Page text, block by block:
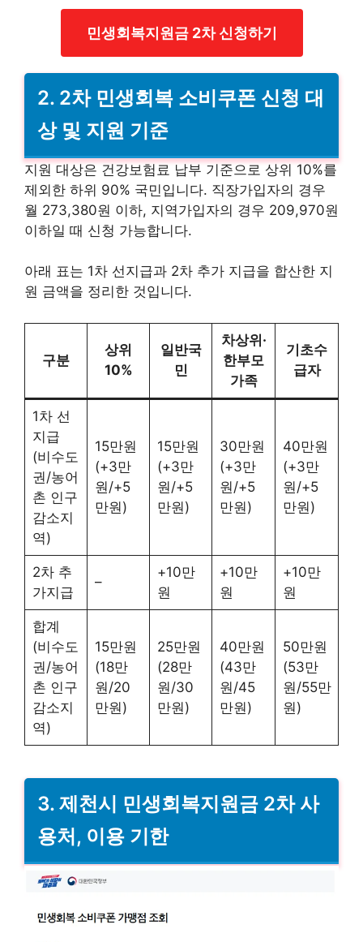
민생회복지원금 2차 신청하기
2. 2차 민생회복 소비쿠폰 신청 대
상 및 지원 기준
지원 대상은 건강보험료 납부 기준으로 상위 10%를
제외한 하위 90% 국민입니다. 직장가입자의 경우
월 273,380원 이하, 지역가입자의 경우 209,970원
이하일 때 신청 가능합니다.
아래 표는 1차 선지급과 2차 추가 지급을 합산한 지
원 금액을 정리한 것입니다.
구분
상위
10%
일반국
민
차상위·
한부모
가족
기초수
급자
1차 선
지급
(비수도
권/농어
촌 인구
감소지
역)
15만원
(+3만
원/+5
만원)
15만원
(+3만
원/+5
만원)
30만원
(+3만
원/+5
만원)
40만원
(+3만
원/+5
만원)
2차 추
가지급
–
+10만
원
+10만
원
+10만
원
합계
(비수도
권/농어
촌 인구
감소지
역)
15만원
(18만
원/20
만원)
25만원
(28만
원/30
만원)
40만원
(43만
원/45
만원)
50만원
(53만
원/55만
원)
3. 제천시 민생회복지원금 2차 사
용처, 이용 기한